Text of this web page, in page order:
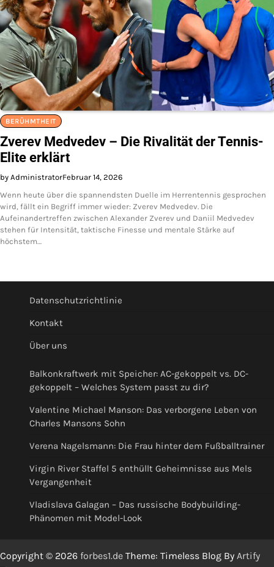
BERÜHMTHEIT
Zverev Medvedev – Die Rivalität der Tennis-
Elite erklärt
by AdministratorFebruar 14, 2026
Wenn heute über die spannendsten Duelle im Herrentennis gesprochen
wird, fällt ein Begriff immer wieder: Zverev Medvedev. Die
Aufeinandertreffen zwischen Alexander Zverev und Daniil Medvedev
stehen für Intensität, taktische Finesse und mentale Stärke auf
höchstem…
Datenschutzrichtlinie
Kontakt
Über uns
Balkonkraftwerk mit Speicher: AC-gekoppelt vs. DC-
gekoppelt – Welches System passt zu dir?
Valentine Michael Manson: Das verborgene Leben von
Charles Mansons Sohn
Verena Nagelsmann: Die Frau hinter dem Fußballtrainer
Virgin River Staffel 5 enthüllt Geheimnisse aus Mels
Vergangenheit
Vladislava Galagan – Das russische Bodybuilding-
Phänomen mit Model-Look
Copyright © 2026 forbes1.de Theme: Timeless Blog By Artify